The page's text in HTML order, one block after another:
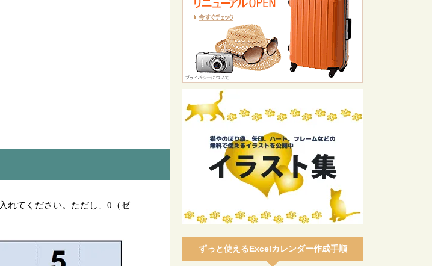
入れてください。ただし、0（ゼ
ずっと使えるExcelカレンダー作成手順